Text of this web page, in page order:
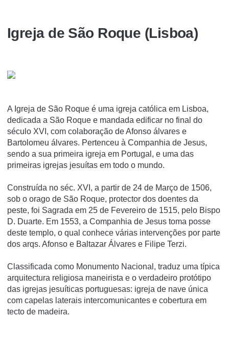
Igreja de São Roque (Lisboa)
A Igreja de São Roque é uma igreja católica em Lisboa,
dedicada a São Roque e mandada edificar no final do
século XVI, com colaboração de Afonso álvares e
Bartolomeu álvares. Pertenceu à Companhia de Jesus,
sendo a sua primeira igreja em Portugal, e uma das
primeiras igrejas jesuí­tas em todo o mundo.
Construída no séc. XVI, a partir de 24 de Março de 1506,
sob o orago de São Roque, protector dos doentes da
peste, foi Sagrada em 25 de Fevereiro de 1515, pelo Bispo
D. Duarte. Em 1553, a Companhia de Jesus toma posse
deste templo, o qual conhece várias intervenções por parte
dos arqs. Afonso e Baltazar Álvares e Filipe Terzi.
Classificada como Monumento Nacional, traduz uma típica
arquitectura religiosa maneirista e o verdadeiro protótipo
das igrejas jesuíticas portuguesas: igreja de nave única
com capelas laterais intercomunicantes e cobertura em
tecto de madeira.